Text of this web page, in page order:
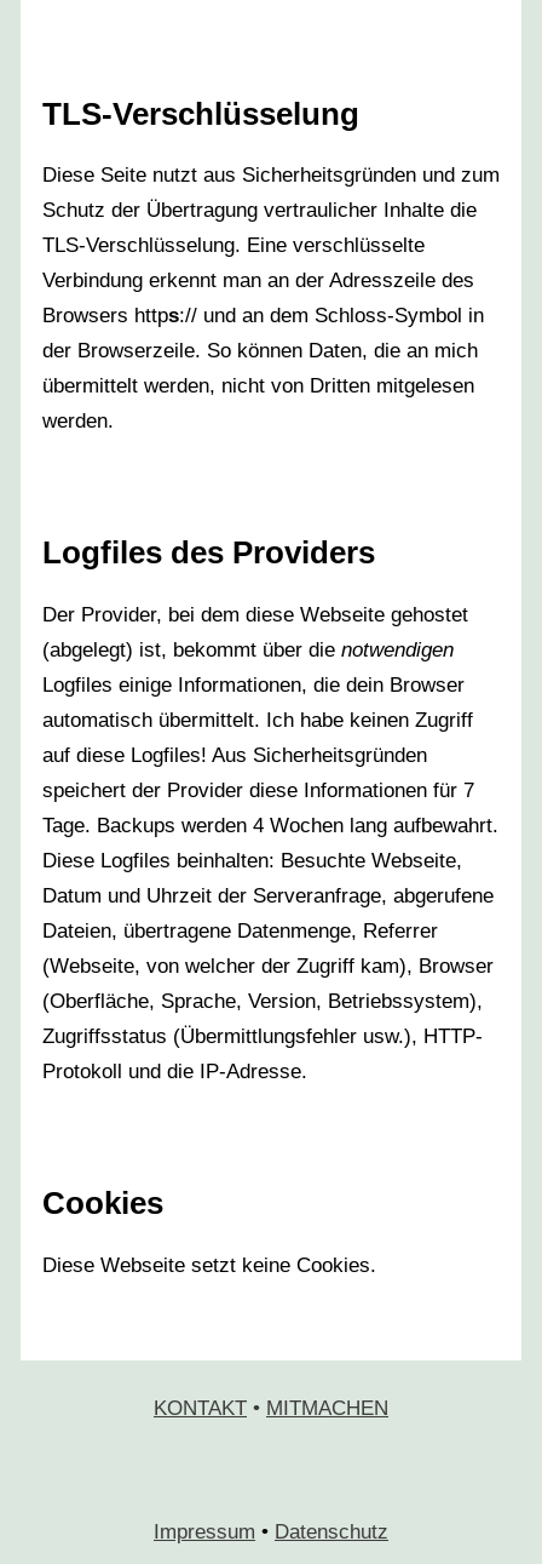
TLS-Verschlüsselung
Diese Seite nutzt aus Sicherheitsgründen und zum
Schutz der Übertragung vertraulicher Inhalte die
TLS-Verschlüsselung. Eine verschlüsselte
Verbindung erkennt man an der Adresszeile des
Browsers https:// und an dem Schloss-Symbol in
der Browserzeile. So können Daten, die an mich
übermittelt werden, nicht von Dritten mitgelesen
werden.
Logfiles des Providers
Der Provider, bei dem diese Webseite gehostet
(abgelegt) ist, bekommt über die notwendigen
Logfiles einige Informationen, die dein Browser
automatisch übermittelt. Ich habe keinen Zugriff
auf diese Logfiles! Aus Sicherheitsgründen
speichert der Provider diese Informationen für 7
Tage. Backups werden 4 Wochen lang aufbewahrt.
Diese Logfiles beinhalten: Besuchte Webseite,
Datum und Uhrzeit der Serveranfrage, abgerufene
Dateien, übertragene Datenmenge, Referrer
(Webseite, von welcher der Zugriff kam), Browser
(Oberfläche, Sprache, Version, Betriebssystem),
Zugriffsstatus (Übermittlungsfehler usw.), HTTP-
Protokoll und die IP-Adresse.
Cookies
Diese Webseite setzt keine Cookies.
KONTAKT • MITMACHEN
Impressum • Datenschutz